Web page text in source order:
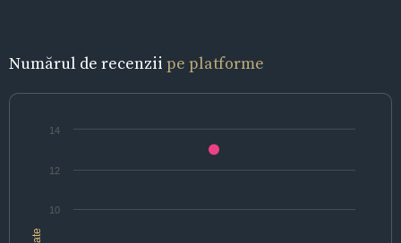
Numărul de recenzii pe platforme
10
12
14